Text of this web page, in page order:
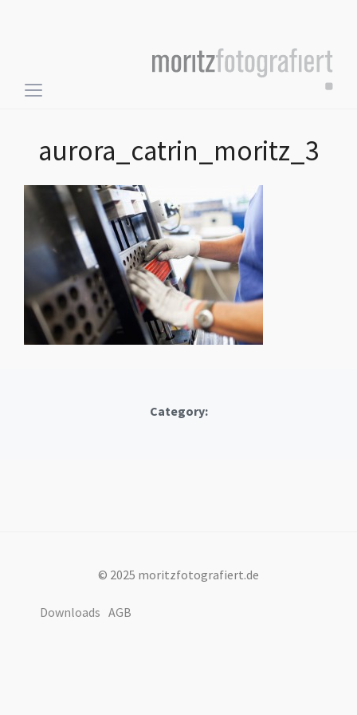
Toggle
navigation
aurora_catrin_moritz_3
Category:
© 2025 moritzfotografiert.de
Downloads AGB